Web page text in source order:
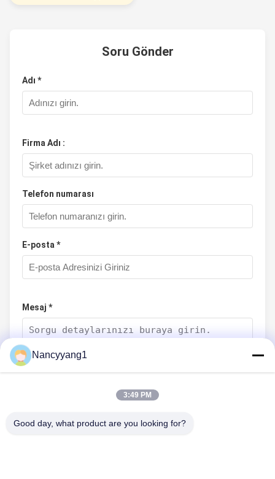
Soru Gönder
Adı *
Firma Adı :
Telefon numarası
E-posta *
Mesaj *
Şimdi Gönder
Nancyyang1
3:49 PM
Good day, what product are you looking for?